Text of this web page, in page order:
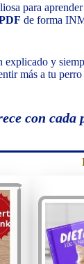
para
de forma
y
más a tu
con